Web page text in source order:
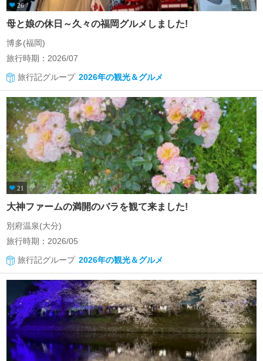
26
母と娘の休日～久々の福岡グルメしました!
博多(福岡)
旅行時期：2026/07
旅行記グループ 2026年の観光＆グルメ
21
大神ファームの満開のバラを観て来ました!
別府温泉(大分)
旅行時期：2026/05
旅行記グループ 2026年の観光＆グルメ